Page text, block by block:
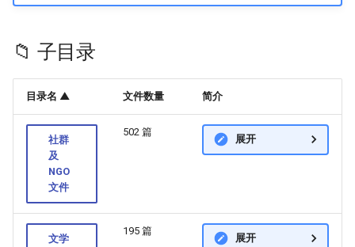
📁 子目录
目录名 ▲ 文件数量 简介
社群
及
NGO
文件
502 篇
展开
文学
195 篇
展开